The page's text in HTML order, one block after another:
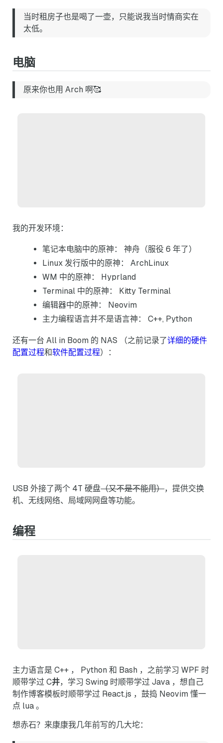
当时租房子也是喝了一壶，只能说我当时情商实在
太低。
电脑
原来你也用 Arch 啊🥰
我的开发环境：
笔记本电脑中的原神： 神舟（服役 6 年了）
Linux 发行版中的原神： ArchLinux
WM 中的原神： Hyprland
Terminal 中的原神： Kitty Terminal
编辑器中的原神： Neovim
主力编程语言并不是语言神： C++, Python
还有一台 All in Boom 的 NAS （之前记录了详细的硬件
配置过程和软件配置过程）：
USB 外接了两个 4T 硬盘（又不是不能用），提供交换
机、无线网络、局域网网盘等功能。
编程
主力语言是 C++ ， Python 和 Bash ，之前学习 WPF 时
顺带学过 C井，学习 Swing 时顺带学过 Java ，想自己
制作博客模板时顺带学过 React.js ，鼓捣 Neovim 懂一
点 lua 。
想赤石？来康康我几年前写的几大坨：